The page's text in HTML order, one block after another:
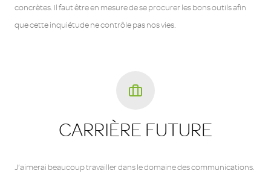
concrètes. Il faut être en mesure de se procurer les bons outils afin
que cette inquiétude ne contrôle pas nos vies.
CARRIÈRE FUTURE
J’aimerai beaucoup travailler dans le domaine des communications.